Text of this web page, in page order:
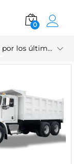
0
Ordenar por los últimos